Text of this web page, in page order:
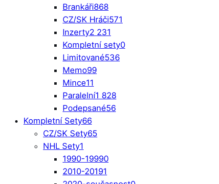
Brankáři868
CZ/SK Hráči571
Inzerty2 231
Kompletní sety0
Limitované536
Memo99
Mince11
Paralelní1 828
Podepsané56
Kompletní Sety66
CZ/SK Sety65
NHL Sety1
1990-19990
2010-20191